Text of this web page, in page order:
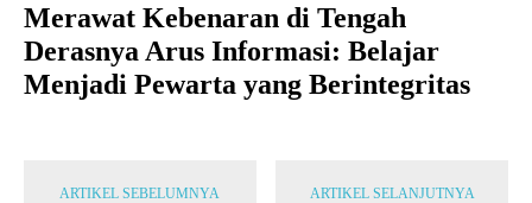
Merawat Kebenaran di Tengah
Derasnya Arus Informasi: Belajar
Menjadi Pewarta yang Berintegritas
ARTIKEL SEBELUMNYA ARTIKEL SELANJUTNYA